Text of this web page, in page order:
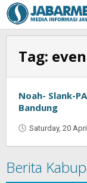
Skip
to
content
Tag:
Noah- Slank-
Bandung
Saturday, 20
Berita